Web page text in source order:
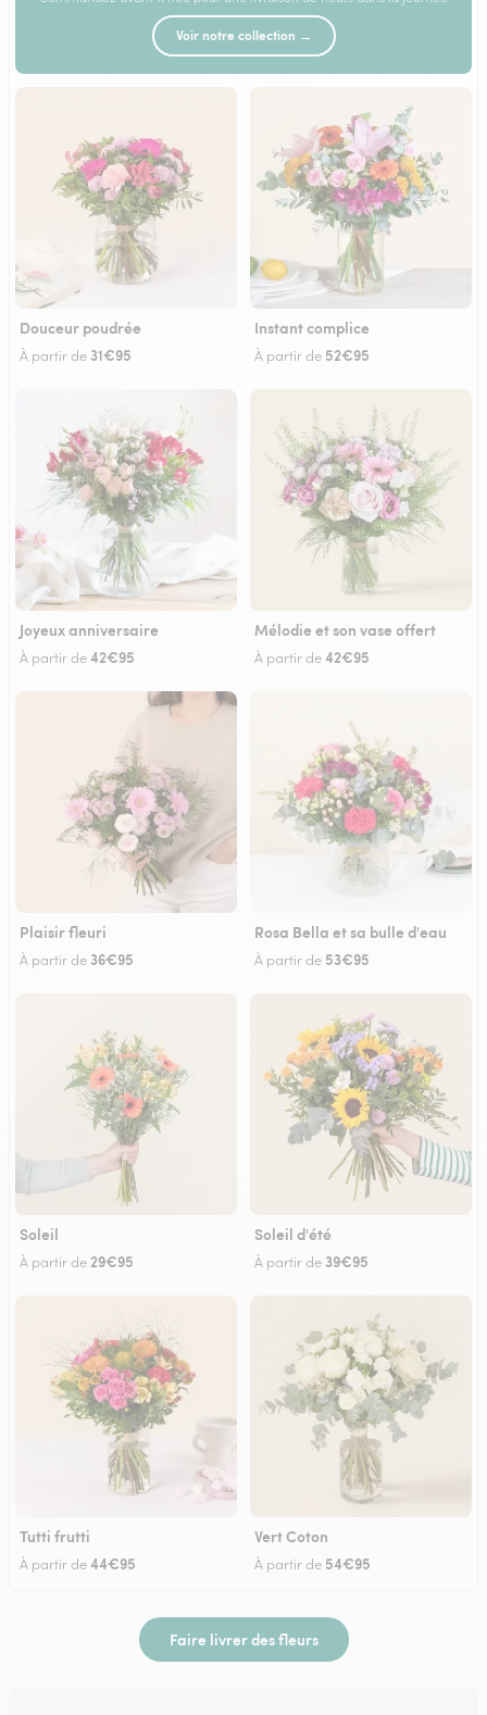
Voir notre collection →
Douceur poudrée
À partir de 31€95
Instant complice
À partir de 52€95
Joyeux anniversaire
À partir de42€95
Mélodie et son vase offert
À partir de42€95
Plaisir fleuri
À partir de 36€95
Rosa Bella et sa bulle d'eau
À partir de 53€95
Soleil
À partir de29€95
Soleil d'été
À partir de 39€95
Tutti frutti
À partir de44€95
Vert Coton
À partir de 54€95
Faire livrer des fleurs